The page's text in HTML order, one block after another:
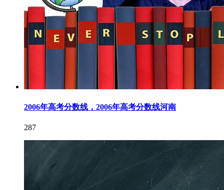
2006年高考分数线，2006年高考分数线河南
287